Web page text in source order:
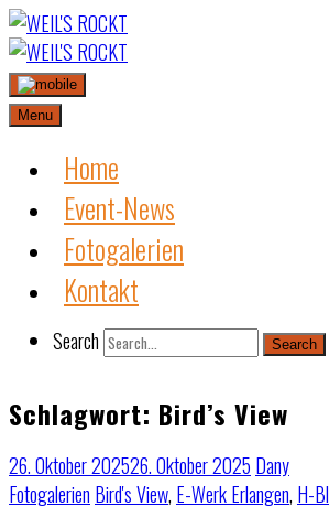
Skip
to
content
Menu
Home
Event-News
Fotogalerien
Kontakt
Search Search
Schlagwort: Bird’s View
26. Oktober 202526. Oktober 2025 Dany
Fotogalerien Bird's View, E-Werk Erlangen, H-